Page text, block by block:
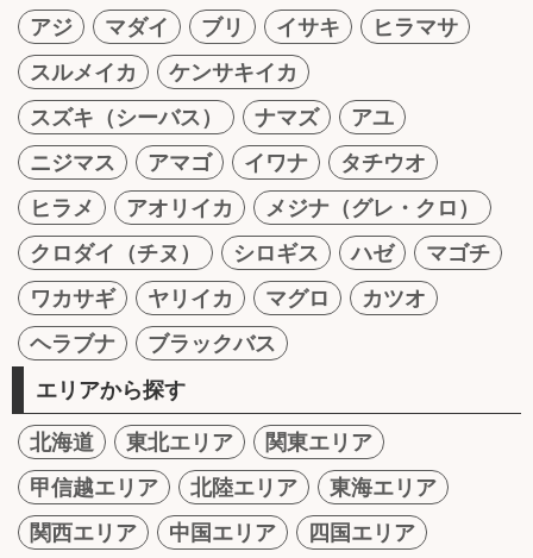
アジ マダイ ブリ イサキ
ヒラマサ
スルメイカ
ケンサキイカ
スズキ（シーバス）
ナマズ
アユ
ニジマス
アマゴ イワナ
タチウオ
ヒラメ
アオリイカ
メジナ（グレ・クロ）
クロダイ（チヌ）
シロギス ハゼ
マゴチ
ワカサギ
ヤリイカ マグロ
カツオ
ヘラブナ
ブラックバス
エリアから探す
北海道 東北エリア
関東エリア
甲信越エリア
北陸エリア
東海エリア
関西エリア
中国エリア
四国エリア